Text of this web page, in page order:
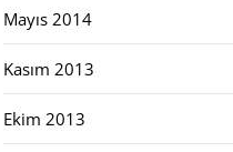
Mayıs 2014
Kasım 2013
Ekim 2013